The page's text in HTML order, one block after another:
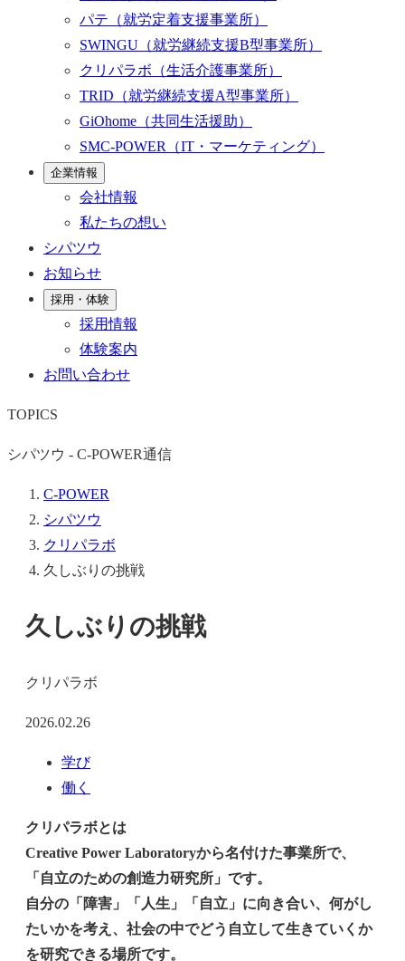
パテ （就労定着支援事業所）
SWINGU （就労継続支援B型事業所）
クリパラボ （生活介護事業所）
TRID （就労継続支援A型事業所）
GiOhome （共同生活援助）
SMC-POWER
（IT・マーケティング）
企業情報
会社情報
私たちの想い
シパツウ
お知らせ
採用・体験
採用情報
体験案内
お問い合わせ
TOPICS
シパツウ - C-POWER通信
C-POWER
シパツウ
クリパラボ
久しぶりの挑戦
久しぶりの挑戦
クリパラボ
2026.02.26
学び
働く
クリパラボとは
Creative Power Laboratoryから名付けた事業所で、
「自立のための創造力研究所」です。
自分の「障害」「人生」「自立」に向き合い、何がし
たいかを考え、社会の中でどう自立して生きていくか
を研究できる場所です。